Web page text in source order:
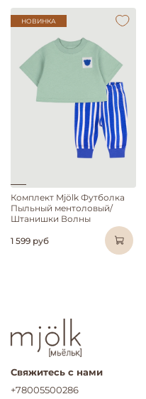
НОВИНКА
Комплект Mjölk Футболка
Пыльный ментоловый/
Штанишки Волны
1 599 руб
Свяжитесь с нами
+78005500286